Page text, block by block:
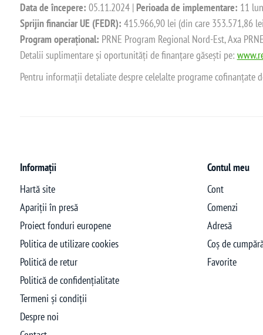
Data de începere: 05.11.2024 | Perioada de implementare: 11
Sprijin financiar UE (FEDR): 415.966,90 lei (din care 353.571,86
Program operațional: PRNE Program Regional Nord-Est, Axa
Detalii suplimentare și oportunități de finanțare găsești pe:
Pentru informații detaliate despre celelalte programe cofinanțate
Informații
Hartă site
Apariții în presă
Proiect fonduri europene
Politica de utilizare cookies
Politică de retur
Politică de confidențialitate
Termeni și condiții
Despre noi
Contul meu
Cont
Comenzi
Adresă
Coș de
Favorite